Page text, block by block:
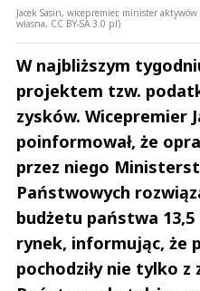
Jacek Sasin, wicepremier, minister
własna, CC BY-SA 3.0 pl)
W najbliższym
projektem tzw.
zysków. Wicepremier
poinformował, że
przez niego
Państwowych
budżetu państwa 13,5
rynek, informując, że
pochodziły nie tylko z